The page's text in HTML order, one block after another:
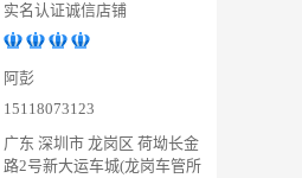
实名认证诚信店铺
阿彭
15118073123
广东 深圳市 龙岗区 荷坳长金
路2号新大运车城(龙岗车管所